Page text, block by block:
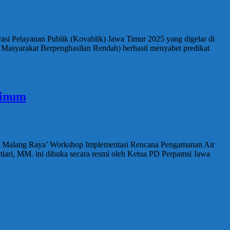
Pelayanan Publik (Kovablik) Jawa Timur 2025 yang digelar di
Berpenghasilan Rendah) berhasil menyabet predikat
Raya’ Workshop Implementasi Rencana Pengamanan Air
MM. ini dibuka secara resmi oleh Ketua PD Perpamsi Jawa